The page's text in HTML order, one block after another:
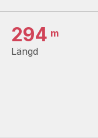
Längd
294 m